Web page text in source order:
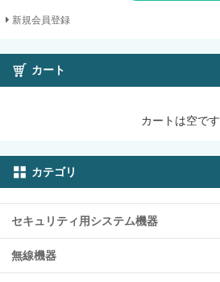
新規会員登録
カート
カートは空です
カテゴリ
セキュリティ用システム機器
無線機器